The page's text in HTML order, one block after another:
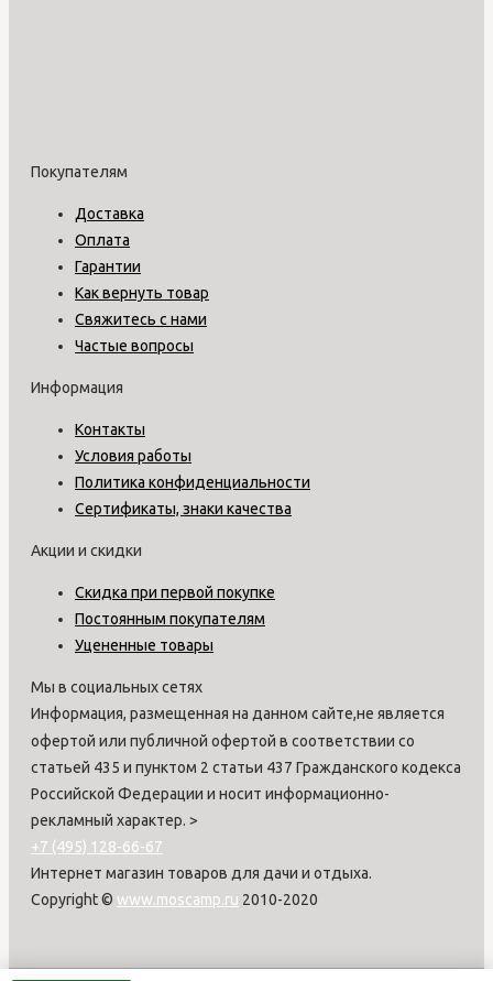
Покупателям
Доставка
Оплата
Гарантии
Как вернуть товар
Свяжитесь с нами
Частые вопросы
Информация
Контакты
Условия работы
Политика конфиденциальности
Сертификаты, знаки качества
Акции и скидки
Скидка при первой покупке
Постоянным покупателям
Уцененные товары
Мы в социальных сетях
Информация, размещенная на данном сайте,не является
офертой или публичной офертой в соответствии со
статьей 435 и пунктом 2 статьи 437 Гражданского кодекса
Российской Федерации и носит информационно-
рекламный характер. >
+7 (495) 128-66-67
Интернет магазин товаров для дачи и отдыха.
Copyright © www.moscamp.ru 2010-2020